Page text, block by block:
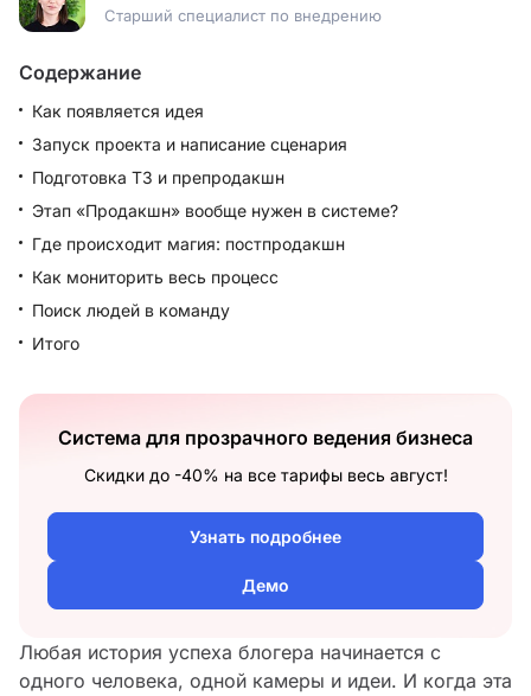
Любая история успеха блогера начинается с
одного человека, одной камеры и идеи. И когда эта
Старший специалист по внедрению
Содержание
Как появляется идея
Запуск проекта и написание сценария
Подготовка ТЗ и препродакшн
Этап «Продакшн» вообще нужен в системе?
Где происходит магия: постпродакшн
Как мониторить весь процесс
Поиск людей в команду
Итого
Система для прозрачного ведения бизнеса
Скидки до -40% на все тарифы весь август!
Узнать подробнее
Демо